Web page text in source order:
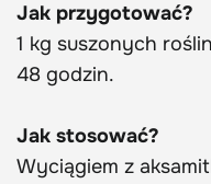
Jak przygotować?
1 kg suszonych
48 godzin.
Jak stosować?
Wyciągiem z